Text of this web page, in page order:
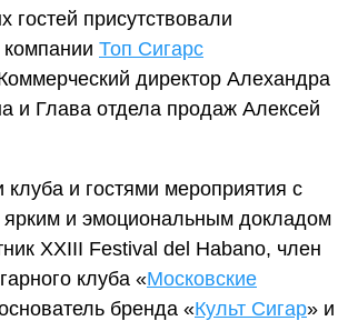
гостей присутствовали
компании Топ Сигарс
директор Алехандра
и Глава отдела продаж Алексей
и гостями мероприятия с
и эмоциональным докладом
XXIII Festival del Habano, член
клуба «Московские
бренда «Культ Сигар» и